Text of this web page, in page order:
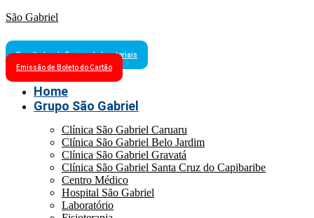
São Gabriel
Resultados de Exames Laboratoriais
Emissão de Boleto do Cartão
Home
Grupo São Gabriel
Clínica São Gabriel Caruaru
Clínica São Gabriel Belo Jardim
Clínica São Gabriel Gravatá
Clínica São Gabriel Santa Cruz do Capibaribe
Centro Médico
Hospital São Gabriel
Laboratório